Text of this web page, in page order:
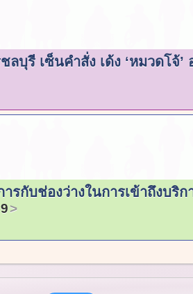
ลบุรี เซ็นคำสั่ง เด้ง ‘หมวดโจ้
รกับช่องว่างในการเข้าถึงบ